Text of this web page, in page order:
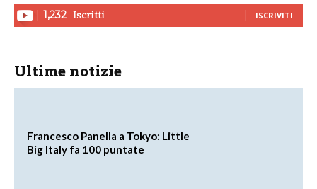
1,232 Iscritti ISCRIVITI
Ultime notizie
Francesco Panella a Tokyo: Little
Big Italy fa 100 puntate